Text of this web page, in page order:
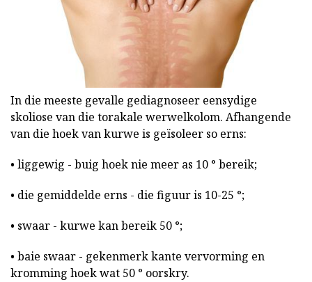
In die meeste gevalle gediagnoseer eensydige
skoliose van die torakale werwelkolom. Afhangende
van die hoek van kurwe is geïsoleer so erns:
• liggewig - buig hoek nie meer as 10 ° bereik;
• die gemiddelde erns - die figuur is 10-25 °;
• swaar - kurwe kan bereik 50 °;
• baie swaar - gekenmerk kante vervorming en
kromming hoek wat 50 ° oorskry.